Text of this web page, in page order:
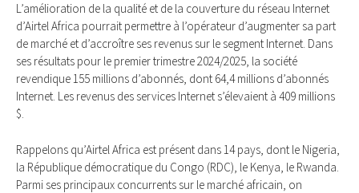
L’amélioration de la qualité et de la couverture du réseau Internet
d’Airtel Africa pourrait permettre à l’opérateur d’augmenter sa part
de marché et d’accroître ses revenus sur le segment Internet. Dans
ses résultats pour le premier trimestre 2024/2025, la société
revendique 155 millions d’abonnés, dont 64,4 millions d’abonnés
Internet. Les revenus des services Internet s’élevaient à 409 millions
$.
Rappelons qu’Airtel Africa est présent dans 14 pays, dont le Nigeria,
la République démocratique du Congo (RDC), le Kenya, le Rwanda.
Parmi ses principaux concurrents sur le marché africain, on